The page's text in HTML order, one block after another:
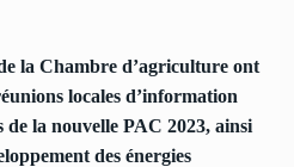
la Chambre d’agriculture ont
locales d’information
la nouvelle PAC 2023, ainsi
des énergies